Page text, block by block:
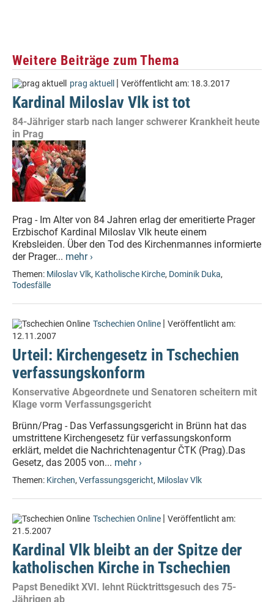
Weitere Beiträge zum Thema
prag aktuell | Veröffentlicht am: 18.3.2017
Kardinal Miloslav Vlk ist tot
84-Jähriger starb nach langer schwerer Krankheit heute
in Prag
Prag - Im Alter von 84 Jahren erlag der emeritierte Prager
Erzbischof Kardinal Miloslav Vlk heute einem
Krebsleiden. Über den Tod des Kirchenmannes informierte
der Prager... mehr ›
Themen: Miloslav Vlk, Katholische Kirche, Dominik Duka,
Todesfälle
Tschechien Online | Veröffentlicht am:
12.11.2007
Urteil: Kirchengesetz in Tschechien
verfassungskonform
Konservative Abgeordnete und Senatoren scheitern mit
Klage vorm Verfassungsgericht
Brünn/Prag - Das Verfassungsgericht in Brünn hat das
umstrittene Kirchengesetz für verfassungskonform
erklärt, meldet die Nachrichtenagentur ČTK (Prag).Das
Gesetz, das 2005 von... mehr ›
Themen: Kirchen, Verfassungsgericht, Miloslav Vlk
Tschechien Online | Veröffentlicht am:
21.5.2007
Kardinal Vlk bleibt an der Spitze der
katholischen Kirche in Tschechien
Papst Benedikt XVI. lehnt Rücktrittsgesuch des 75-
Jährigen ab